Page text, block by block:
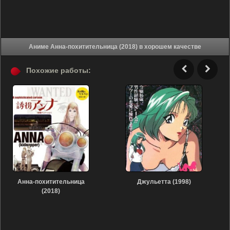
Аниме Анна-похитительница (2018) в хорошем качестве
Похожие работы:
Анна-похитительница
(2018)
Джульетта (1998)